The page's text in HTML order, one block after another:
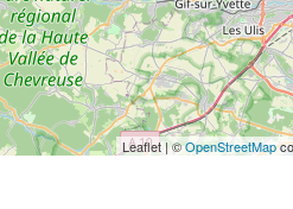
Leaflet | ©OpenStreetMap